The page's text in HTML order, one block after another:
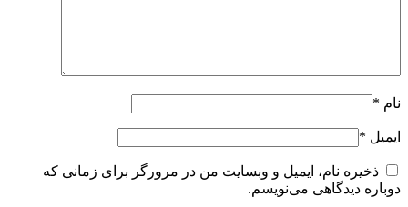
نام *
ایمیل *
ذخیره نام، ایمیل و وبسایت من در مرورگر برای زمانی که
دوباره دیدگاهی می‌نویسم.